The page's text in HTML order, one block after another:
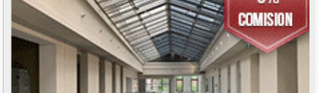
Dambul Rotund
Exterior Est
Exterior Nord
Exterior Vest
Faget